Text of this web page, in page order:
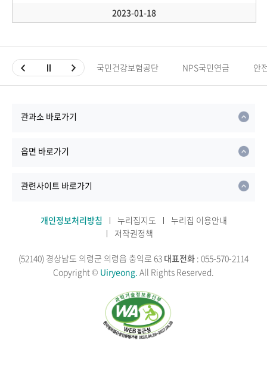
2023-01-18
국민건강보험공단 NPS국민연금 안
관과소 바로가기
읍면 바로가기
관련사이트 바로가기
개인정보처리방침 누리집지도
누리집 이용안내
저작권정책
(52140) 경상남도 의령군 의령읍 충익로 63 대표전화 : 055-570-2114
Copyright © Uiryeong. All Rights Reserved.